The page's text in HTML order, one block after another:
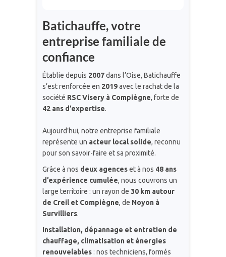
Batichauffe, votre
entreprise familiale de
confiance
Établie depuis 2007dans l’Oise, Batichauffe
s’est renforcée en 2019avec le rachat de la
société RSC Visery à Compiègne, forte de
42 ans d’expertise.
Aujourd’hui, notre entreprise familiale
représente un acteur local solide, reconnu
pour son savoir-faire et sa proximité.
Grâce à nos deux agenceset à nos 48 ans
d’expérience cumulée, nous couvrons un
large territoire : un rayon de 30 km autour
de Creil et Compiègne, de Noyon à
Survilliers.
Installation, dépannage et entretien de
chauffage, climatisation et énergies
renouvelables: nos techniciens, formés